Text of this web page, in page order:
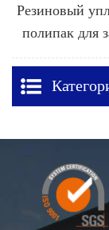
Резиновый
полипак для